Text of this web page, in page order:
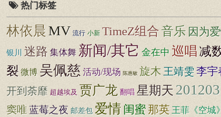
热门标签
林依晨 MV 流行 小新 TimeZ组合音乐 因为
银川 迷路 集体舞 新闻/其它 金在中 巡唱减
裂 微博 吴佩慈 活动/现场 陈惠敏 旋木王靖雯李宇
开到荼靡 超越埃及 贾广龙 翻唱 星期天
窦唯蓝莓之夜 邮差包 爱情 闺蜜 那英 王菲《空城